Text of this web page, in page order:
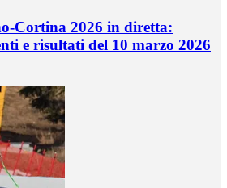
Cortina 2026 in diretta:
e risultati del 10 marzo 2026